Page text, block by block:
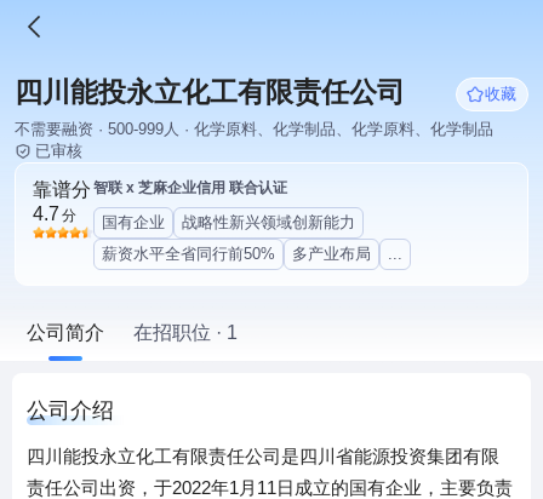
四川能投永立化工有限责任公司
收藏
不需要融资 · 500-999人 · 化学原料、化学制品、化学原料、化学制品
已审核
靠谱分
4.7 分
智联 x 芝麻企业信用 联合认证
国有企业
战略性新兴领域创新能力
薪资水平全省同行前50%
多产业布局 ...
公司简介 在招职位 · 1
公司介绍
四川能投永立化工有限责任公司是四川省能源投资集团有限
责任公司出资，于2022年1月11日成立的国有企业，主要负责